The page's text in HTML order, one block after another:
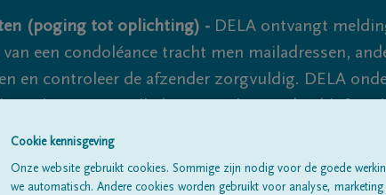
(poging tot oplichting) - DELA ontvangt
een condoléance tracht men mailadressen,
en controleer de afzender zorgvuldig. DELA
echter nooit volledig uit te sluiten, dus blijf
Alle
Cookie kennisgeving
Onze website gebruikt cookies. Sommige zijn nodig voor de goede
we automatisch. Andere cookies worden gebruikt voor analyse,